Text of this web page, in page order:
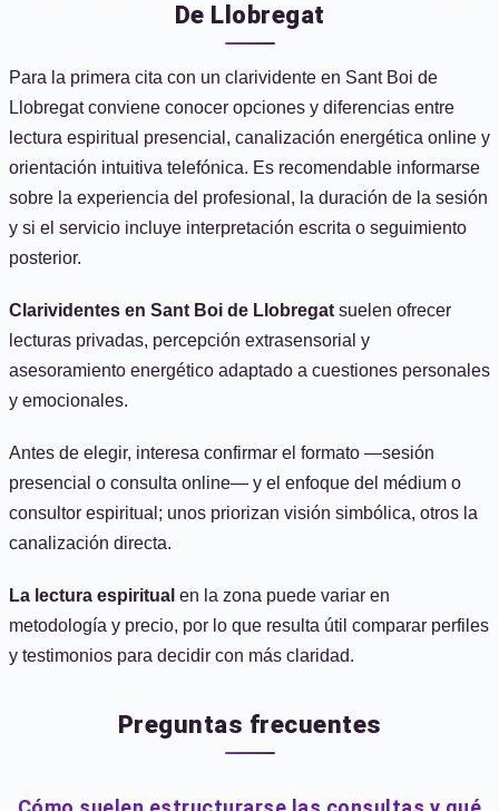
De Llobregat
Para la primera cita con un clarividente en Sant Boi de
Llobregat conviene conocer opciones y diferencias entre
lectura espiritual presencial, canalización energética online y
orientación intuitiva telefónica. Es recomendable informarse
sobre la experiencia del profesional, la duración de la sesión
y si el servicio incluye interpretación escrita o seguimiento
posterior.
Clarividentes en Sant Boi de Llobregat suelen ofrecer
lecturas privadas, percepción extrasensorial y
asesoramiento energético adaptado a cuestiones personales
y emocionales.
Antes de elegir, interesa confirmar el formato —sesión
presencial o consulta online— y el enfoque del médium o
consultor espiritual; unos priorizan visión simbólica, otros la
canalización directa.
La lectura espiritual en la zona puede variar en
metodología y precio, por lo que resulta útil comparar perfiles
y testimonios para decidir con más claridad.
Preguntas frecuentes